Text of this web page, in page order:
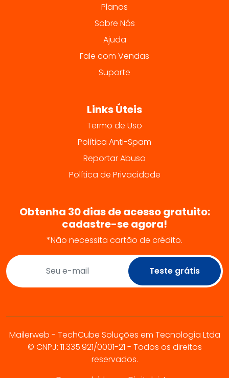
Planos
Sobre Nós
Ajuda
Fale com Vendas
Suporte
Links Úteis
Termo de Uso
Política Anti-Spam
Reportar Abuso
Política de Privacidade
Obtenha 30 dias de acesso gratuito:
cadastre-se agora!
*Não necessita cartão de crédito.
Teste grátis
Mailerweb - TechCube Soluções em Tecnologia Ltda
© CNPJ: 11.335.921/0001-21 - Todos os direitos
reservados.